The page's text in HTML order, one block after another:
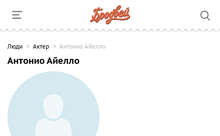
Люди Актер Антонио Айелло
Антонио Айелло